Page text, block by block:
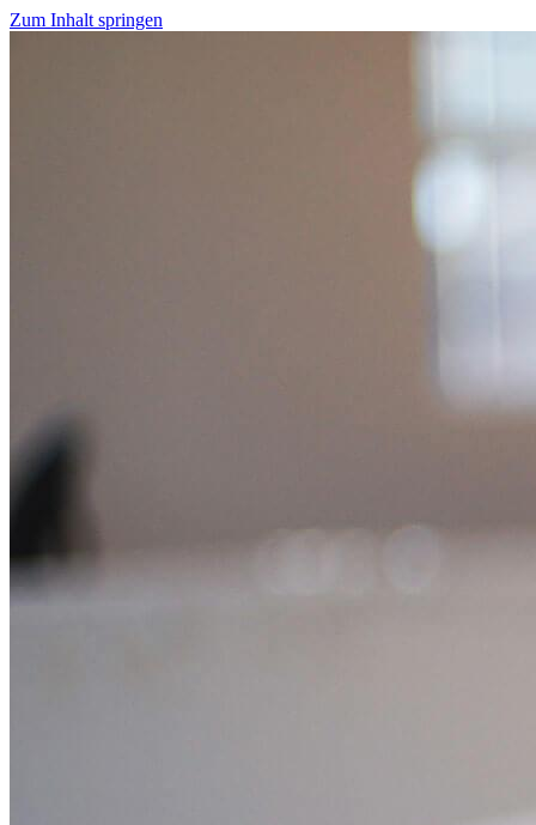
Zum Inhalt springen